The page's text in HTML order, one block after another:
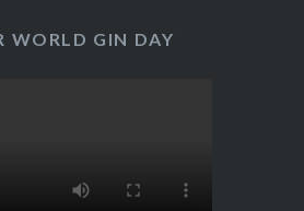
WORLD GIN DAY